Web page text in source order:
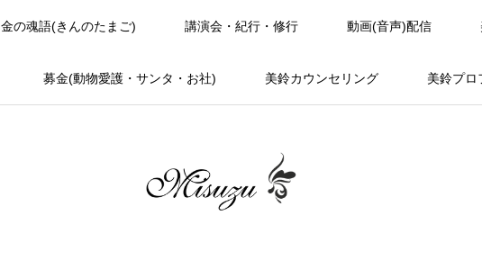
金の魂語(きんのたまご) 講演会・紀行・修行 動画(音声)配信
募金(動物愛護・サンタ・お社) 美鈴カウンセリング 美鈴プロ